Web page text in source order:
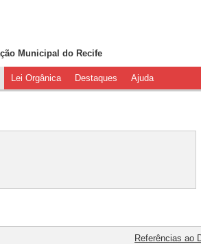
Municipal do Recife
Lei Orgânica Destaques Ajuda
Referências ao